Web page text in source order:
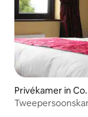
Privékamer in